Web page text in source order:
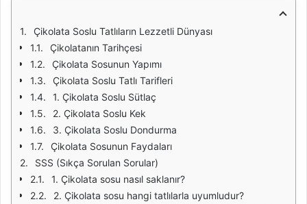
Çikolata Soslu Tatlıların Lezzetli Dünyası
Çikolatanın Tarihçesi
Çikolata Sosunun Yapımı
Çikolata Soslu Tatlı Tarifleri
1. Çikolata Soslu Sütlaç
2. Çikolata Soslu Kek
3. Çikolata Soslu Dondurma
Çikolata Sosunun Faydaları
SSS (Sıkça Sorulan Sorular)
1. Çikolata sosu nasıl saklanır?
2. Çikolata sosu hangi tatlılarla uyumludur?